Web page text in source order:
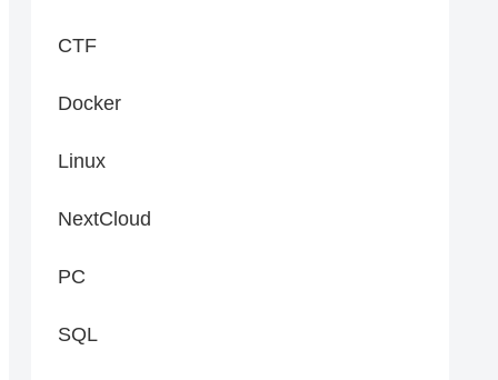
CTF
Docker
Linux
NextCloud
PC
SQL